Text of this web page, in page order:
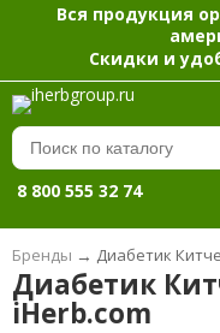
Вся продукция
Скидки и
8 800 555 32 74
Бренды → Диабетик
Диабетик
iHerb.com